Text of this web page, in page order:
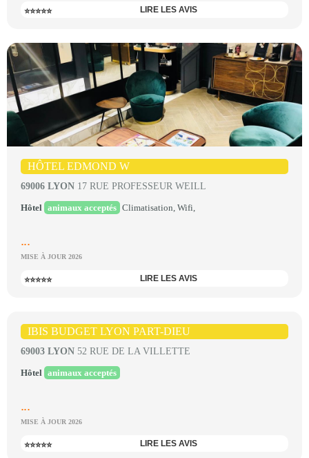
⭐⭐⭐⭐⭐ LIRE LES AVIS
HÔTEL EDMOND W
69006 LYON 17 RUE PROFESSEUR WEILL
Hôtel animaux acceptés Climatisation, Wifi,
...
MISE À JOUR 2026
⭐⭐⭐⭐⭐ LIRE LES AVIS
IBIS BUDGET LYON PART-DIEU
69003 LYON 52 RUE DE LA VILLETTE
Hôtel animaux acceptés
...
MISE À JOUR 2026
⭐⭐⭐⭐⭐ LIRE LES AVIS